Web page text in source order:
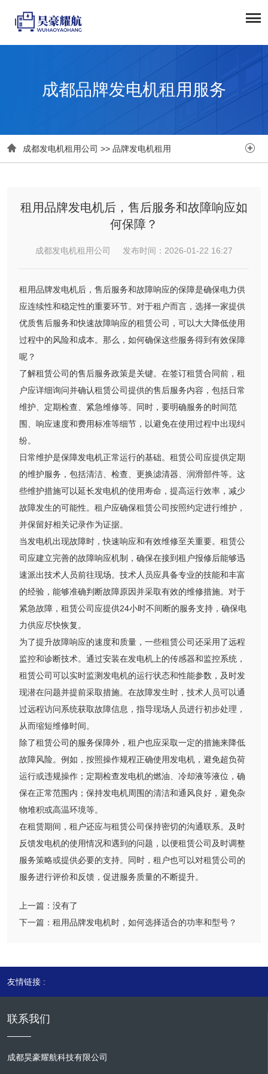
成都品牌发电机租用服务
 成都发电机租用公司 >> 品牌发电机租用 
租用品牌发电机后，售后服务和故障响应如
何保障？
成都发电机租用公司 发布时间：2026-01-22 16:27
租用品牌发电机后，售后服务和故障响应的保障是确保电力供
应连续性和稳定性的重要环节。对于租户而言，选择一家提供
优质售后服务和快速故障响应的租赁公司，可以大大降低使用
过程中的风险和成本。那么，如何确保这些服务得到有效保障
呢？
了解租赁公司的售后服务政策是关键。在签订租赁合同前，租
户应详细询问并确认租赁公司提供的售后服务内容，包括日常
维护、定期检查、紧急维修等。同时，要明确服务的时间范
围、响应速度和费用标准等细节，以避免在使用过程中出现纠
纷。
日常维护是保障发电机正常运行的基础。租赁公司应提供定期
的维护服务，包括清洁、检查、更换滤清器、润滑部件等。这
些维护措施可以延长发电机的使用寿命，提高运行效率，减少
故障发生的可能性。租户应确保租赁公司按照约定进行维护，
并保留好相关记录作为证据。
当发电机出现故障时，快速响应和有效维修至关重要。租赁公
司应建立完善的故障响应机制，确保在接到租户报修后能够迅
速派出技术人员前往现场。技术人员应具备专业的技能和丰富
的经验，能够准确判断故障原因并采取有效的维修措施。对于
紧急故障，租赁公司应提供24小时不间断的服务支持，确保电
力供应尽快恢复。
为了提升故障响应的速度和质量，一些租赁公司还采用了远程
监控和诊断技术。通过安装在发电机上的传感器和监控系统，
租赁公司可以实时监测发电机的运行状态和性能参数，及时发
现潜在问题并提前采取措施。在故障发生时，技术人员可以通
过远程访问系统获取故障信息，指导现场人员进行初步处理，
从而缩短维修时间。
除了租赁公司的服务保障外，租户也应采取一定的措施来降低
故障风险。例如，按照操作规程正确使用发电机，避免超负荷
运行或违规操作；定期检查发电机的燃油、冷却液等液位，确
保在正常范围内；保持发电机周围的清洁和通风良好，避免杂
物堆积或高温环境等。
在租赁期间，租户还应与租赁公司保持密切的沟通联系。及时
反馈发电机的使用情况和遇到的问题，以便租赁公司及时调整
服务策略或提供必要的支持。同时，租户也可以对租赁公司的
服务进行评价和反馈，促进服务质量的不断提升。
上一篇： 没有了
下一篇： 租用品牌发电机时，如何选择适合的功率和型号？
友情链接 :
联系我们
成都昊豪耀航科技有限公司